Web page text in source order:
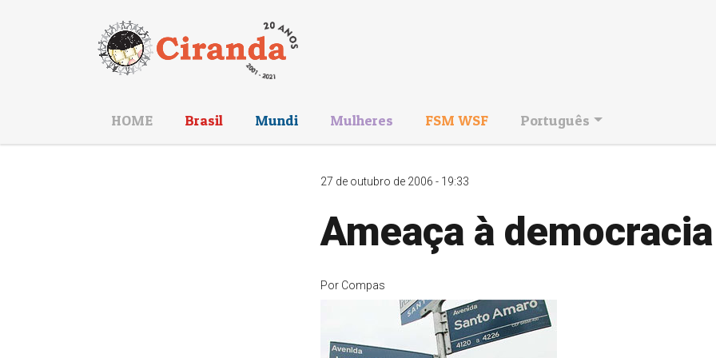
HOME Brasil Mundi Mulheres FSM WSF Português
27 de outubro de 2006 - 19:33
Ameaça à democracia
Por Compas